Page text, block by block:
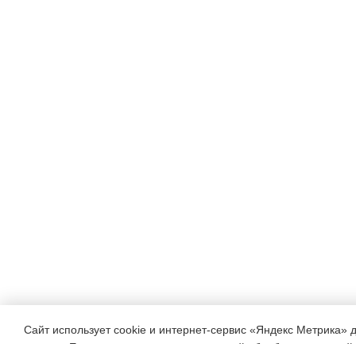
Сайт использует cookie и интернет-сервис «Яндекс Метрика»